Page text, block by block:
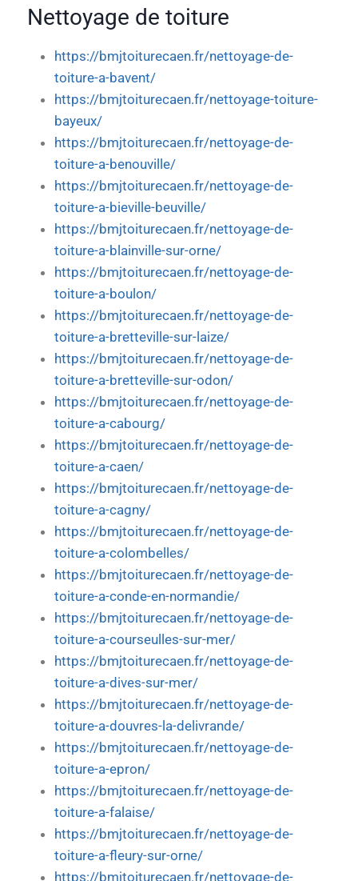
Nettoyage de toiture
https://bmjtoiturecaen.fr/nettoyage-de-
toiture-a-bavent/
https://bmjtoiturecaen.fr/nettoyage-toiture-
bayeux/
https://bmjtoiturecaen.fr/nettoyage-de-
toiture-a-benouville/
https://bmjtoiturecaen.fr/nettoyage-de-
toiture-a-bieville-beuville/
https://bmjtoiturecaen.fr/nettoyage-de-
toiture-a-blainville-sur-orne/
https://bmjtoiturecaen.fr/nettoyage-de-
toiture-a-boulon/
https://bmjtoiturecaen.fr/nettoyage-de-
toiture-a-bretteville-sur-laize/
https://bmjtoiturecaen.fr/nettoyage-de-
toiture-a-bretteville-sur-odon/
https://bmjtoiturecaen.fr/nettoyage-de-
toiture-a-cabourg/
https://bmjtoiturecaen.fr/nettoyage-de-
toiture-a-caen/
https://bmjtoiturecaen.fr/nettoyage-de-
toiture-a-cagny/
https://bmjtoiturecaen.fr/nettoyage-de-
toiture-a-colombelles/
https://bmjtoiturecaen.fr/nettoyage-de-
toiture-a-conde-en-normandie/
https://bmjtoiturecaen.fr/nettoyage-de-
toiture-a-courseulles-sur-mer/
https://bmjtoiturecaen.fr/nettoyage-de-
toiture-a-dives-sur-mer/
https://bmjtoiturecaen.fr/nettoyage-de-
toiture-a-douvres-la-delivrande/
https://bmjtoiturecaen.fr/nettoyage-de-
toiture-a-epron/
https://bmjtoiturecaen.fr/nettoyage-de-
toiture-a-falaise/
https://bmjtoiturecaen.fr/nettoyage-de-
toiture-a-fleury-sur-orne/
https://bmjtoiturecaen.fr/nettoyage-de-